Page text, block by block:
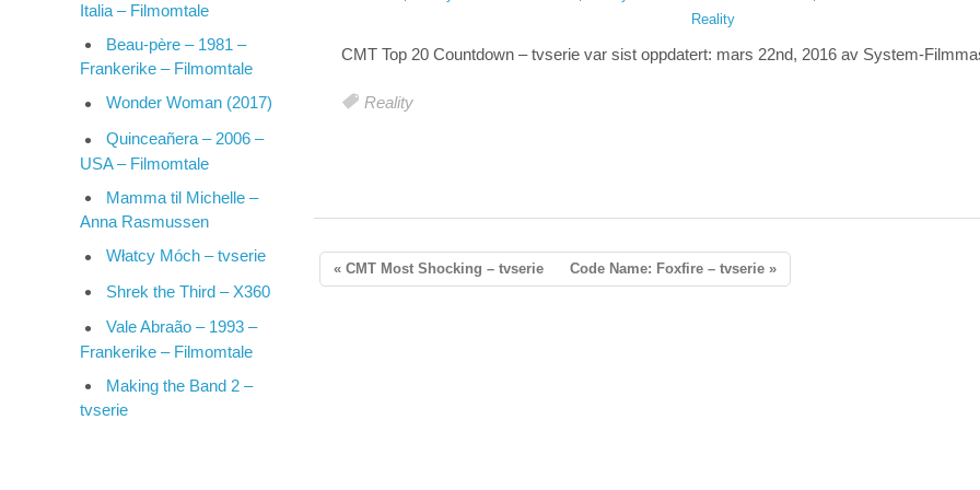
Italia – Filmomtale
Beau-père – 1981 –
Frankerike – Filmomtale
Wonder Woman (2017)
Quinceañera – 2006 –
USA – Filmomtale
Mamma til Michelle –
Anna Rasmussen
Włatcy Móch – tvserie
Shrek the Third – X360
Vale Abraão – 1993 –
Frankerike – Filmomtale
Making the Band 2 –
tvserie
Reality
CMT Top 20 Countdown – tvserievar sist oppdatert: mars 22nd, 2016av System-
Reality
« CMT Most Shocking – tvserie Code Name: Foxfire – tvserie »